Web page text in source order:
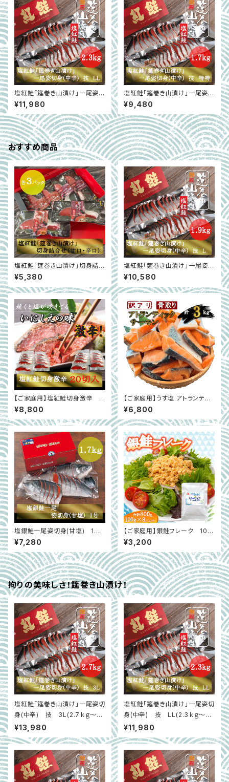
塩紅鮭「筵巻き山漬け」一尾姿切
身(中辛) 技 LL(2.3ｋｇ～2.
6ｋｇ)
¥11,980
塩紅鮭「筵巻き山漬け」一尾姿切
身(中辛) 技 特特(1.7ｋｇ～1.
8ｋｇ)
¥9,480
おすすめ商品
塩紅鮭「筵巻き山漬け」切身詰合
せ（甘口・辛口）6パック
¥5,380
塩紅鮭「筵巻き山漬け」一尾姿切
身(中辛) 技 L(1.9ｋｇ～2.2
ｋｇ)
¥10,580
【ご家庭用】塩紅鮭切身激辛 1
切×20入
¥8,800
【ご家庭用】うす塩 アトランティ
ックサーモン 切落し(骨取り) バ
ラ凍結 合計3kg 【簡易包装】
¥6,800
塩銀鮭一尾姿切身(甘塩) 1号
(1.7ｋｇ～1.8ｋｇ)
¥7,280
【ご家庭用】銀鮭フレーク 100
g×8パック(合計800ｇ) 骨取り
¥3,200
拘りの美味しさ！筵巻き山漬け！
塩紅鮭「筵巻き山漬け」一尾姿切
身(中辛) 技 3L(2.7ｋｇ～3.
0ｋｇ)
¥13,980
塩紅鮭「筵巻き山漬け」一尾姿切
身(中辛) 技 LL(2.3ｋｇ～2.
6ｋｇ)
¥11,980